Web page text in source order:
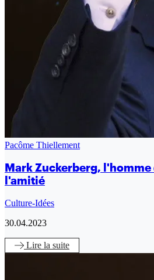
Pacôme Thiellement
Mark Zuckerberg, l'homme
l'amitié
Culture-Idées
30.04.2023
Lire la suite